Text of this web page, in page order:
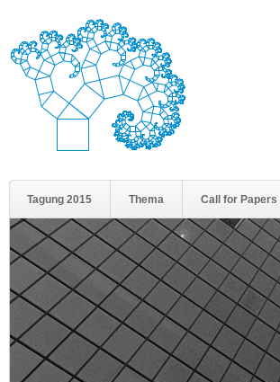
Tagung 2015 Thema Call for Papers